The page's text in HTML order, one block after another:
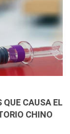
QUE CAUSA EL
CHINO